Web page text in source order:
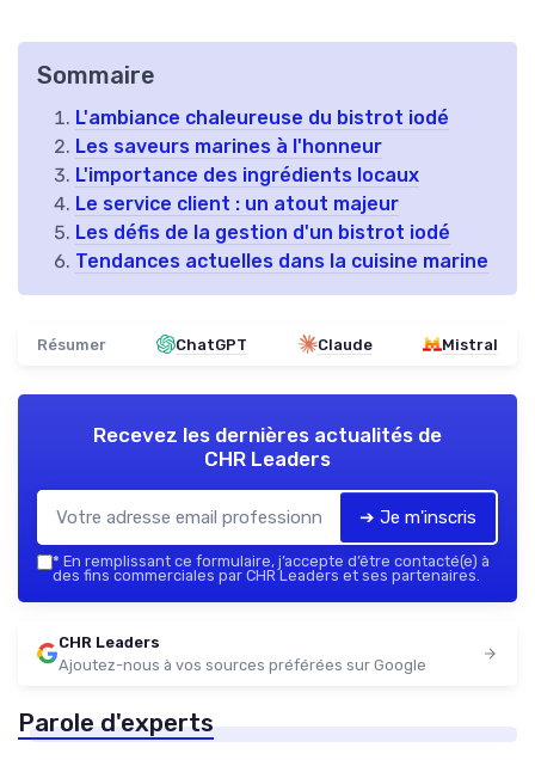
Sommaire
L'ambiance chaleureuse du bistrot iodé
Les saveurs marines à l'honneur
L'importance des ingrédients locaux
Le service client : un atout majeur
Les défis de la gestion d'un bistrot iodé
Tendances actuelles dans la cuisine marine
Résumer ChatGPT Claude Mistral
Recevez les dernières actualités de
CHR Leaders
➔ Je m'inscris
* En remplissant ce formulaire, j’accepte d’être contacté(e) à
des fins commerciales par CHR Leaders et ses partenaires.
CHR Leaders
Ajoutez-nous à vos sources préférées sur Google
Parole d'experts